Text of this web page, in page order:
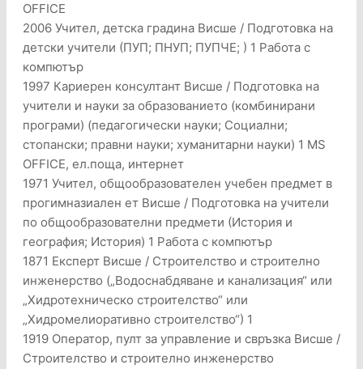
OFFICE
2006 Учител, детска градина Висше / Подготовка на
детски учители (ПУП; ПНУП; ПУПЧЕ; ) 1 Работа с
компютър
1997 Кариерен консултант Висше / Подготовка на
учители и науки за образованието (комбинирани
програми) (педагогически науки; Социални;
стопански; правни науки; хуманитарни науки) 1 MS
OFFICE, ел.поща, интернет
1971 Учител, общообразователен учебен предмет в
прогимназиален ет Висше / Подготовка на учители
по общообразователни предмети (История и
география; История) 1 Работа с компютър
1871 Експерт Висше / Строителство и строително
инженерство („Водоснабдяване и канализация“ или
„Хидротехническо строителство“ или
„Хидромелиоративно строителство“) 1
1919 Оператор, пулт за управление и свръзка Висше /
Строителство и строително инженерство